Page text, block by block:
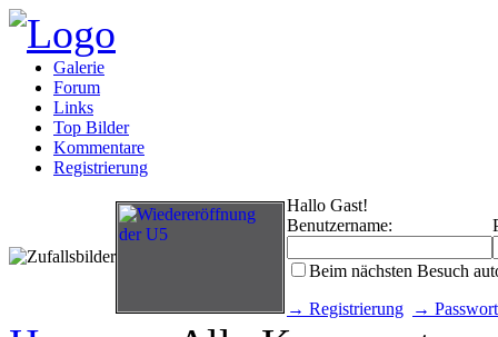
Galerie
Forum
Links
Top Bilder
Kommentare
Registrierung
Hallo Gast!
Benutzername:
Beim nächsten Besuch
→ Registrierung
→